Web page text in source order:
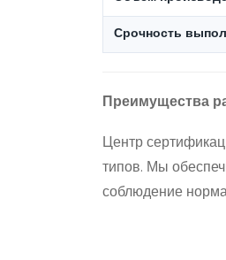
Срочность
Преимущества
Центр
типов. Мы
соблюдение